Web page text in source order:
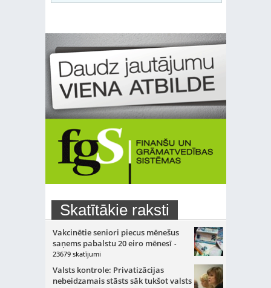
Skatītākie raksti
Vakcinētie seniori piecus mēnešus
saņems pabalstu 20 eiro mēnesī -
23679 skatījumi
Valsts kontrole: Privatizācijas
nebeidzamais stāsts sāk tukšot valsts